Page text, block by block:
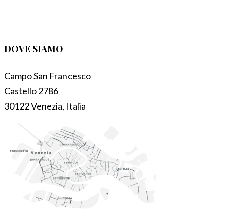
DOVE SIAMO
Campo San Francesco
Castello 2786
30122 Venezia, Italia